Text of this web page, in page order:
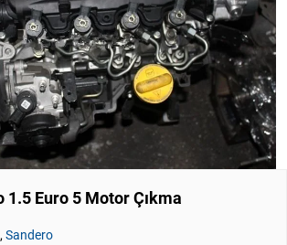
1.5 Euro 5 Motor Çıkma
, Sandero